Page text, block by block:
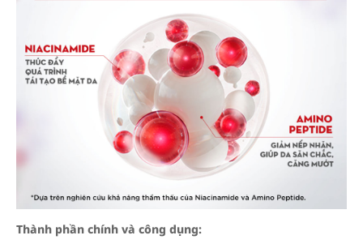
Thành phần chính và công dụng: